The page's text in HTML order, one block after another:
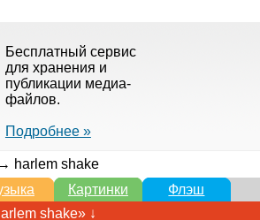
Бесплатный сервис
для хранения и
публикации медиа-
файлов.
Подробнее »
harlem shake
Картинки
Флэш
shake» ↓